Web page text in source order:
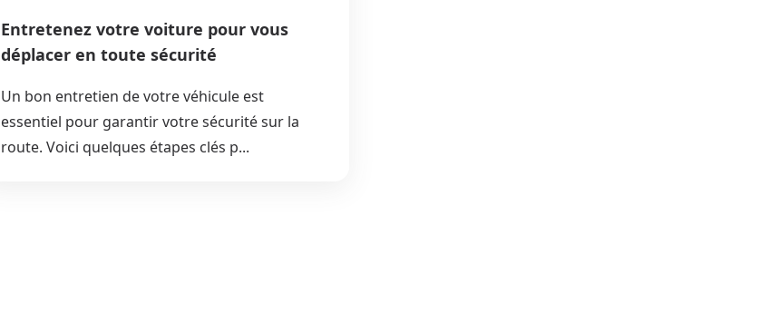
Entretenez votre voiture pour vous
déplacer en toute sécurité
Un bon entretien de votre véhicule est
essentiel pour garantir votre sécurité sur la
route. Voici quelques étapes clés p...